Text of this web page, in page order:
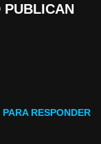
RESPONDER